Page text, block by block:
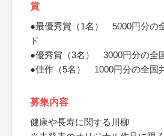
賞
●最優秀賞（1名） 5000円分の
ド
●優秀賞（3名） 3000円分の全
●佳作（5名） 1000円分の全国
募集内容
健康や長寿に関する川柳